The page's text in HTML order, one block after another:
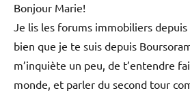
Bonjour Marie!
Je lis les forums immobiliers
bien que je te suis depuis
m’inquiète un peu, de t’entendre
monde, et parler du second tour